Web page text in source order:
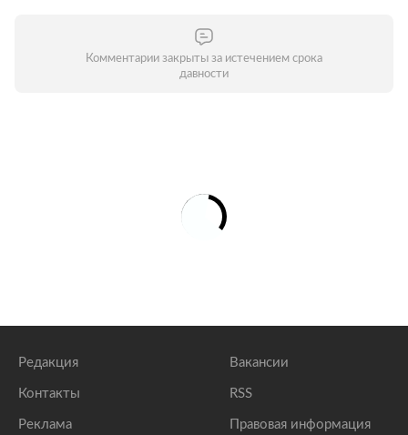
Комментарии закрыты за истечением срока
давности
Редакция
Контакты
Реклама
Вакансии
RSS
Правовая информация